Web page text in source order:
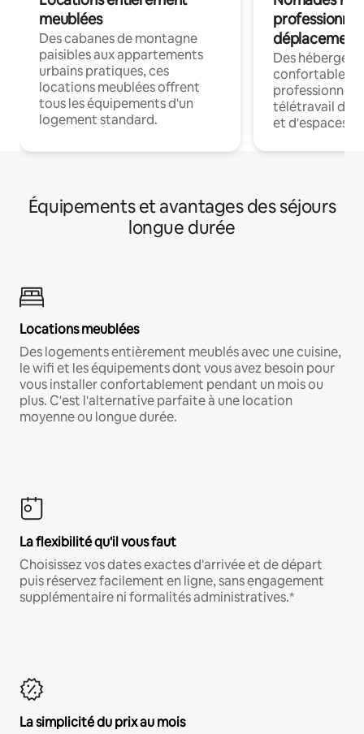
meublées
Des cabanes de montagne
paisibles aux appartements
urbains pratiques, ces
locations meublées offrent
tous les équipements d'un
logement standard.
déplacement
Des
confortables
professionnels
télétravail
et d'espaces
Équipements et avantages des séjours
longue durée
Locations meublées
Des logements entièrement meublés avec une cuisine,
le wifi et les équipements dont vous avez besoin pour
vous installer confortablement pendant un mois ou
plus. C'est l'alternative parfaite à une location
moyenne ou longue durée.
La flexibilité qu'il vous faut
Choisissez vos dates exactes d'arrivée et de départ
puis réservez facilement en ligne, sans engagement
supplémentaire ni formalités administratives.*
La simplicité du prix au mois